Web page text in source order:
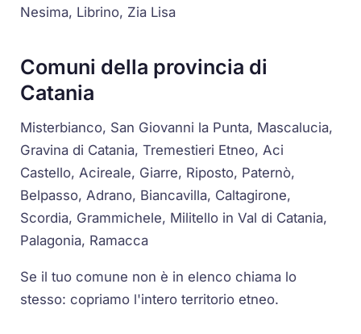
Nesima, Librino, Zia Lisa
Comuni della provincia di
Catania
Misterbianco, San Giovanni la Punta, Mascalucia,
Gravina di Catania, Tremestieri Etneo, Aci
Castello, Acireale, Giarre, Riposto, Paternò,
Belpasso, Adrano, Biancavilla, Caltagirone,
Scordia, Grammichele, Militello in Val di Catania,
Palagonia, Ramacca
Se il tuo comune non è in elenco chiama lo
stesso: copriamo l'intero territorio etneo.